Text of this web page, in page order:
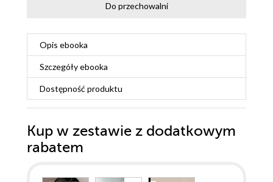
Do przechowalni
Opis ebooka
Szczegółyebooka
Dostępność produktu
Kup w zestawie z dodatkowym
rabatem